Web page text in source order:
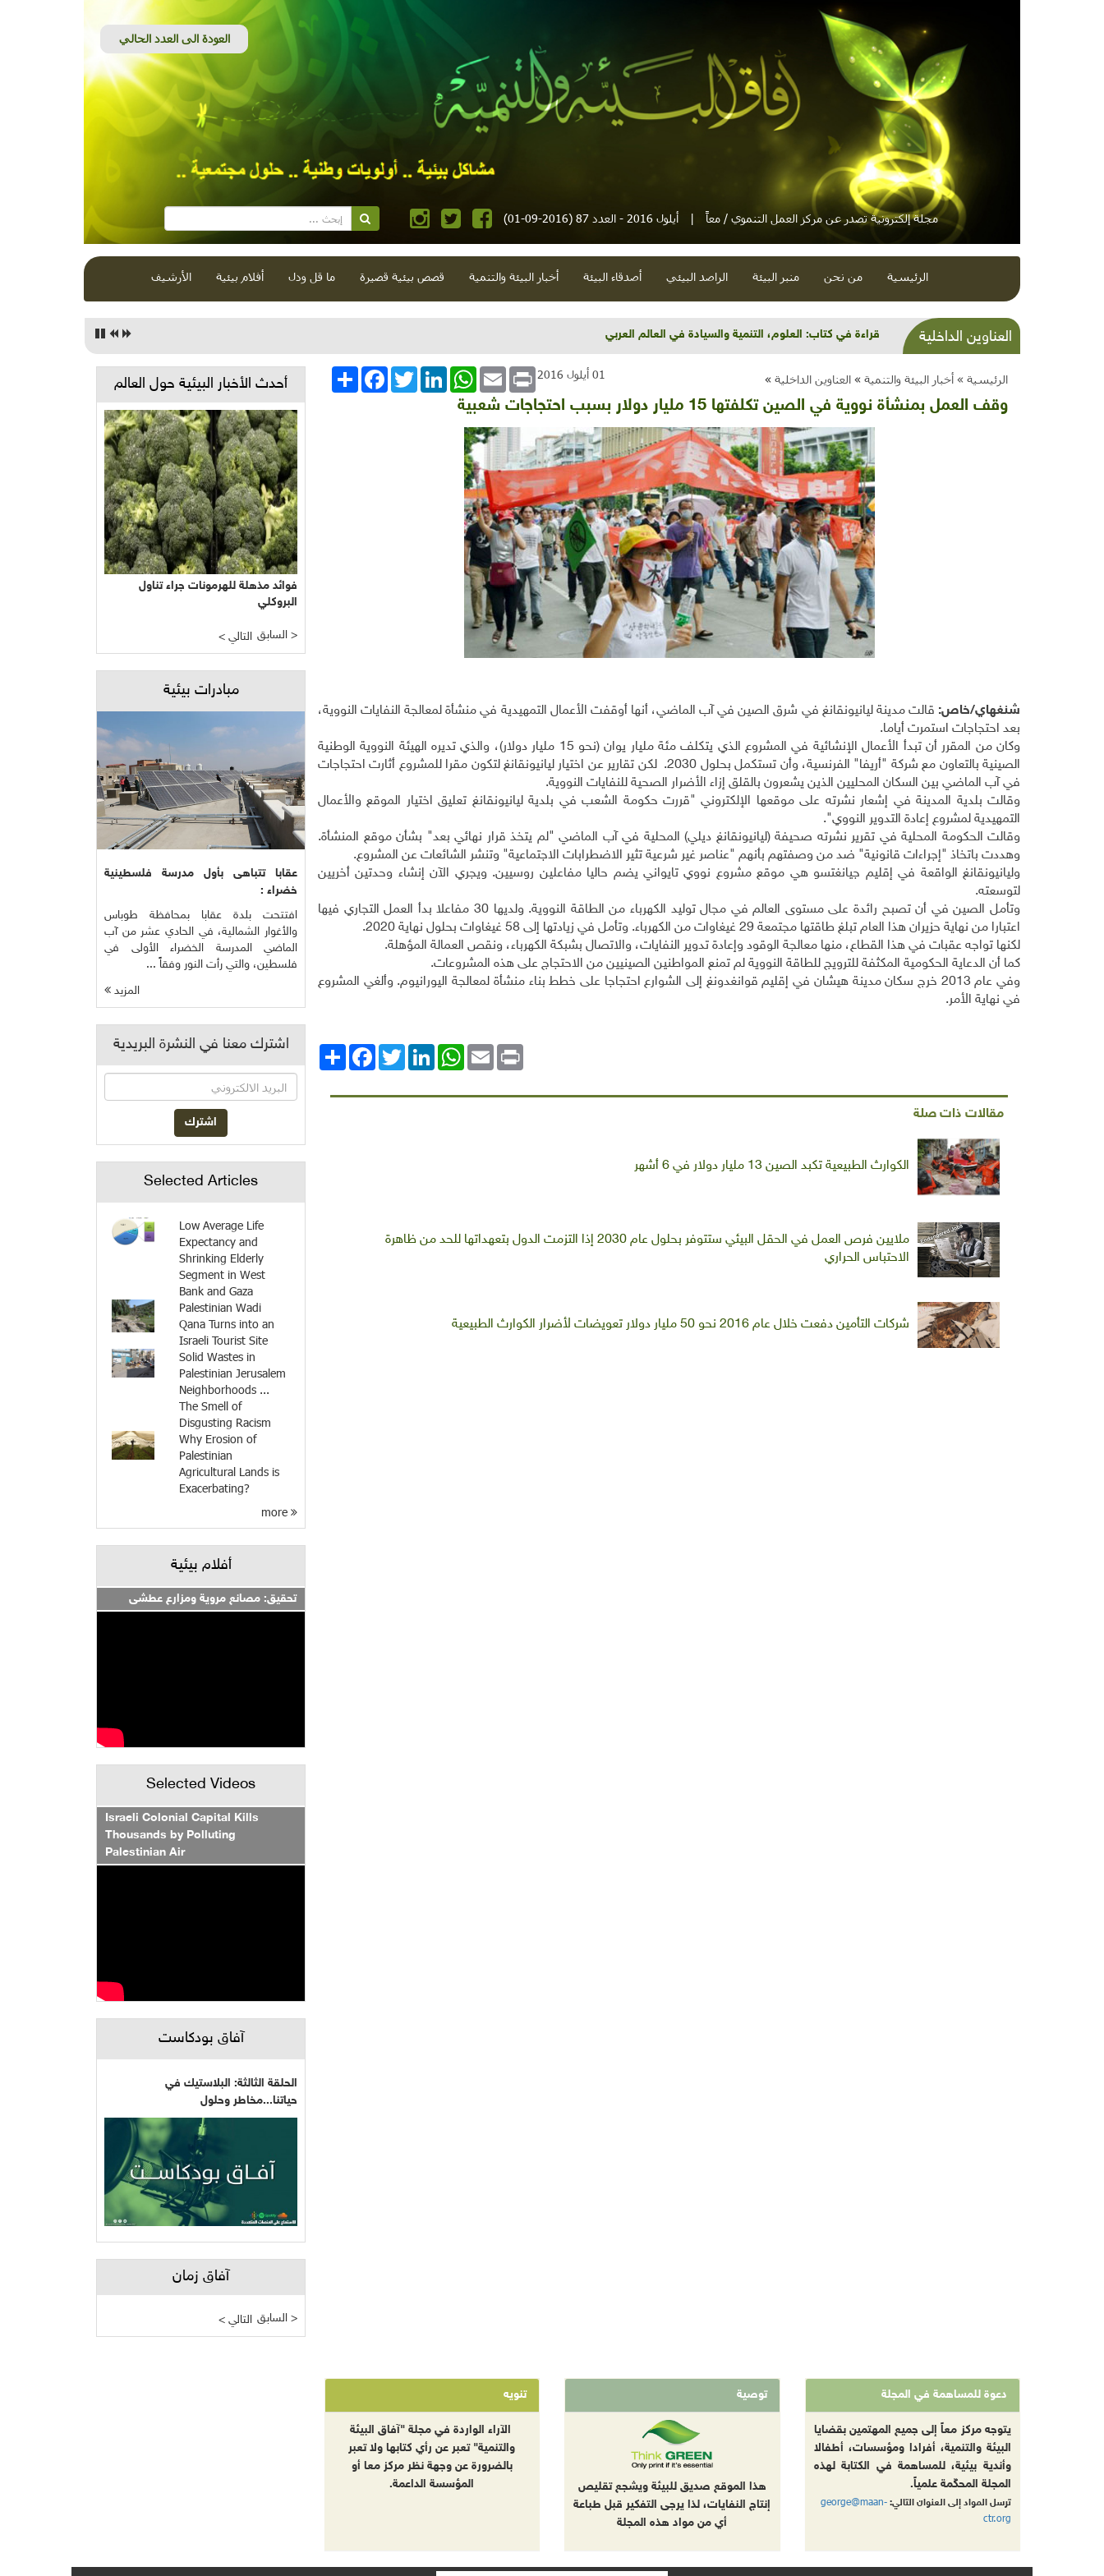
مجلة إلكترونية تصدر عن مركز العمل التنموي / معاً | أيلول 2016 - العدد 87 (2016-09-01)
الرئيسية من نحن منبر البيئة الراصد البيئي أصدقاء البيئة أخبار البيئة والتنمية قصص بيئية قصيرة ما قل ودل أفلام بيئية الأرشيف
العناوين الداخلية قراءة في كتاب: العلوم، التنمية والسيادة في العالم العربي
الرئيسية » أخبار البيئة والتنمية » العناوين الداخلية » انشر
FacebookTwitterLinkedInWhatsApp Email Print 01 أيلول 2016
وقف العمل بمنشأة نووية في الصين تكلفتها 15 مليار دولار بسبب احتجاجات شعبية
شنغهاي/خاص: قالت مدينة ليانيونقانغ في شرق الصين في آب الماضي، أنها أوقفت الأعمال التمهيدية في منشأة لمعالجة النفايات النووية،
بعد احتجاجات استمرت أياما.
وكان من المقرر أن تبدأ الأعمال الإنشائية في المشروع الذي يتكلف مئة مليار يوان (نحو 15 مليار دولار)، والذي تديره الهيئة النووية الوطنية
الصينية بالتعاون مع شركة "أريفا" الفرنسية، وأن تستكمل بحلول 2030. لكن تقارير عن اختيار ليانيونقانغ لتكون مقرا للمشروع أثارت احتجاجات
في آب الماضي بين السكان المحليين الذين يشعرون بالقلق إزاء الأضرار الصحية للنفايات النووية.
وقالت بلدية المدينة في إشعار نشرته على موقعها الإلكتروني "قررت حكومة الشعب في بلدية ليانيونقانغ تعليق اختيار الموقع والأعمال
التمهيدية لمشروع إعادة التدوير النووي".
وقالت الحكومة المحلية في تقرير نشرته صحيفة (ليانيونقانغ ديلي) المحلية في آب الماضي "لم يتخذ قرار نهائي بعد" بشأن موقع المنشأة.
وهددت باتخاذ "إجراءات قانونية" ضد من وصفتهم بأنهم "عناصر غير شرعية تثير الاضطرابات الاجتماعية" وتنشر الشائعات عن المشروع.
وليانيونقانغ الواقعة في إقليم جيانغتسو هي موقع مشروع نووي تايواني يضم حاليا مفاعلين روسيين. ويجري الآن إنشاء وحدتين أخريين
لتوسعته.
وتأمل الصين في أن تصبح رائدة على مستوى العالم في مجال توليد الكهرباء من الطاقة النووية. ولديها 30 مفاعلا بدأ العمل التجاري فيها
اعتبارا من نهاية حزيران هذا العام تبلغ طاقتها مجتمعة 29 غيغاوات من الكهرباء. وتأمل في زيادتها إلى 58 غيغاوات بحلول نهاية 2020
.
لكنها تواجه عقبات في هذا القطاع، منها معالجة الوقود وإعادة تدوير النفايات، والاتصال بشبكة الكهرباء، ونقص العمالة المؤهلة.
كما أن الدعاية الحكومية المكثفة للترويج للطاقة النووية لم تمنع المواطنين الصينيين من الاحتجاج على هذه المشروعات.
وفي عام 2013 خرج سكان مدينة هيشان في إقليم قوانغدونغ إلى الشوارع احتجاجا على خطط بناء منشأة لمعالجة اليورانيوم. وألغي المشروع
في نهاية الأمر.
انشر
FacebookTwitterLinkedIn
WhatsAppEmail Print
مقالات ذات صلة
الكوارث الطبيعية تكبد الصين 13 مليار دولار في 6 أشهر
ملايين فرص العمل في الحقل البيئي ستتوفر بحلول عام 2030 إذا التزمت الدول بتعهداتها للحد من ظاهرة
الاحتباس الحراري
شركات التأمين دفعت خلال عام 2016 نحو 50 مليار دولار تعويضات لأضرار الكوارث الطبيعية
أحدث الأخبار البيئية حول العالم
فوائد مذهلة للهرمونات جراء تناول
البروكلي
< التالي السابق >
مبادرات بيئية
عقابا تتباهى بأول مدرسة فلسطينية
خضراء :
افتتحت بلدة عقابا بمحافظة طوباس
والأغوار الشمالية، في الحادي عشر من آب
الماضي المدرسة الخضراء الأولى في
فلسطين، والتي رأت النور وفقاً ...
المزيد
اشترك معنا في النشرة البريدية
Selected Articles
Low Average Life
Expectancy and
Shrinking Elderly
Segment in West
Bank and Gaza
Palestinian Wadi
Qana Turns into an
Israeli Tourist Site
Solid Wastes in
Palestinian Jerusalem
Neighborhoods ...
The Smell of
Disgusting Racism
Why Erosion of
Palestinian
Agricultural Lands is
Exacerbating?
أفلام بيئية
تحقيق: مصانع مروية ومزارع عطشى
Selected Videos
Israeli Colonial Capital Kills
Thousands by Polluting
Palestinian Air
آفاق بودكاست
الحلقة الثالثة: البلاستيك في
حياتنا...مخاطر وحلول
آفاق زمان
< التالي السابق >
دعوة للمساهمة في المجلة
يتوجه مركز معاً إلى جميع المهتمين بقضايا
البيئة والتنمية، أفرادا ومؤسسات، أطفالا
وأندية بيئية، للمساهمة في الكتابة لهذه
المجلة المحكّمة علمياً.
ترسل المواد إلى العنوان التالي:george@maan-
ctr.org
توصية
هذا الموقع صديق للبيئة ويشجع تقليص
إنتاج النفايات، لذا يرجى التفكير قبل طباعة
أي من مواد هذه المجلة
تنويه
الآراء الواردة في مجلة "آفاق البيئة
والتنمية" تعبر عن رأي كتابها ولا تعبر
بالضرورة عن وجهة نظر مركز معا أو
المؤسسة الداعمة.